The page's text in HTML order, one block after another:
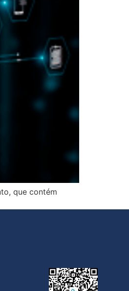
que contém